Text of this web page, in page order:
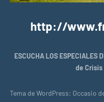
http://
ESCUCHA LOS
de Crisis
Tema de WordPress: Occasio